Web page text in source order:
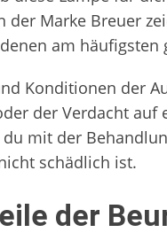
der Marke Breuer
am häufigsten
Konditionen der
der Verdacht auf
du mit der
schädlich ist.
der